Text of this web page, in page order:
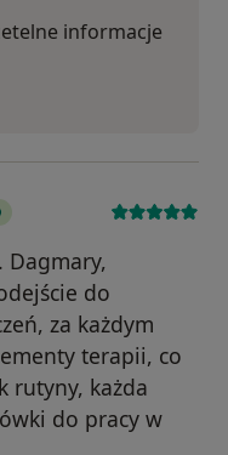
informacje
Dagmary,
do
za każdym
terapii, co
rutyny, każda
do pracy w